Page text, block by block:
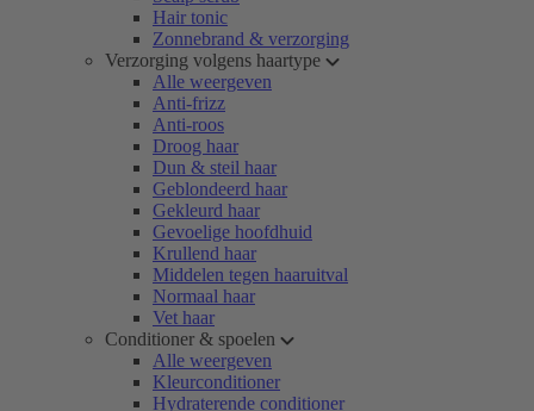
Hair tonic
Zonnebrand & verzorging
Verzorging volgens haartype
Alle weergeven
Anti-frizz
Anti-roos
Droog haar
Dun & steil haar
Geblondeerd haar
Gekleurd haar
Gevoelige hoofdhuid
Krullend haar
Middelen tegen haaruitval
Normaal haar
Vet haar
Conditioner & spoelen
Alle weergeven
Kleurconditioner
Hydraterende conditioner